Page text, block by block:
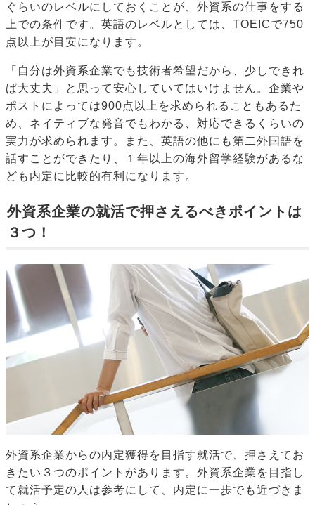
ぐらいのレベルにしておくことが、外資系の仕事をする
上での条件です。英語のレベルとしては、TOEICで750
点以上が目安になります。
「自分は外資系企業でも技術者希望だから、少しできれ
ば大丈夫」と思って安心していてはいけません。企業や
ポストによっては900点以上を求められることもあるた
め、ネイティブな発音でもわかる、対応できるくらいの
実力が求められます。また、英語の他にも第二外国語を
話すことができたり、１年以上の海外留学経験があるな
ども内定に比較的有利になります。
外資系企業の就活で押さえるべきポイントは
３つ！
外資系企業からの内定獲得を目指す就活で、押さえてお
きたい３つのポイントがあります。外資系企業を目指し
て就活予定の人は参考にして、内定に一歩でも近づきま